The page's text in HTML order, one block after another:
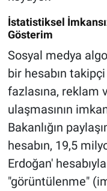
İstatistiksel
Gösterim
Sosyal medya
bir hesabın takipçi
fazlasına, reklam
ulaşmasının
Bakanlığın
hesabın, 19,5
Erdoğan'
"görüntülenme"